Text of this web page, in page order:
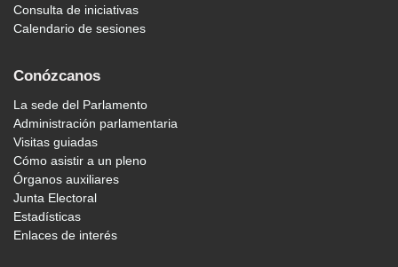
Consulta de iniciativas
Calendario de sesiones
Conózcanos
La sede del Parlamento
Administración parlamentaria
Visitas guiadas
Cómo asistir a un pleno
Órganos auxiliares
Junta Electoral
Estadísticas
Enlaces de interés